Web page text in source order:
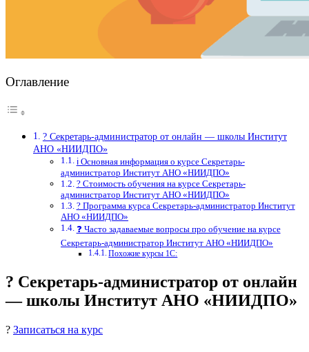
Оглавление
? Секретарь-администратор от онлайн — школы Институт
АНО «НИИДПО»
ℹ️ Основная информация о курсе Секретарь-
администратор Институт АНО «НИИДПО»
? Стоимость обучения на курсе Секретарь-
администратор Институт АНО «НИИДПО»
? Программа курса Секретарь-администратор Институт
АНО «НИИДПО»
❓ Часто задаваемые вопросы про обучение на курсе
Секретарь-администратор Институт АНО «НИИДПО»
Похожие курсы 1С:
? Секретарь-администратор от онлайн
— школы Институт АНО «НИИДПО»
? Записаться на курс